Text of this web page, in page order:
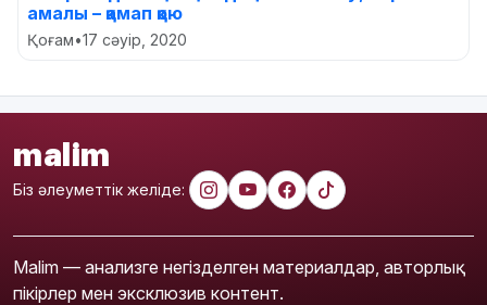
амалы – қамап қою
Қоғам•17 сәуір, 2020
malim
Біз әлеуметтік желіде:
Malim — анализге негізделген материалдар, авторлық
пікірлер мен эксклюзив контент.